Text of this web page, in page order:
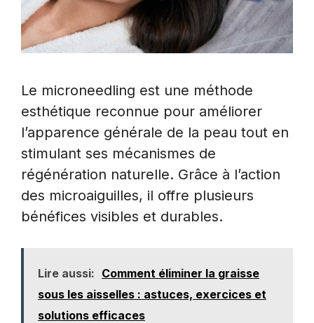
Le microneedling est une méthode
esthétique reconnue pour améliorer
l’apparence générale de la peau tout en
stimulant ses mécanismes de
régénération naturelle. Grâce à l’action
des microaiguilles, il offre plusieurs
bénéfices visibles et durables.
Lire aussi: Comment éliminer la graisse
sous les aisselles : astuces, exercices et
solutions efficaces